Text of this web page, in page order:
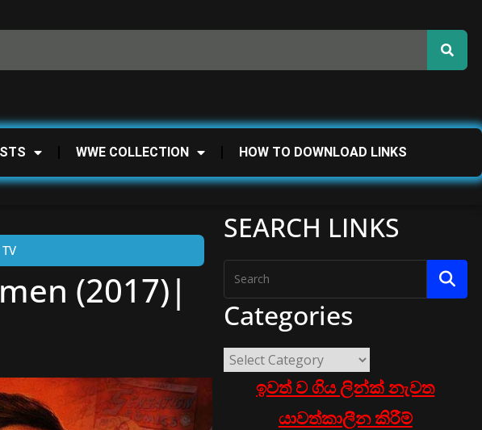
WWE COLLECTION HOW TO DOWNLOAD LINKS
TV
(2017)|
SEARCH LINKS
Categories
ඉවත් ව ගිය ලින්ක් නැවත
යාවත්කාලීන කිරීම්